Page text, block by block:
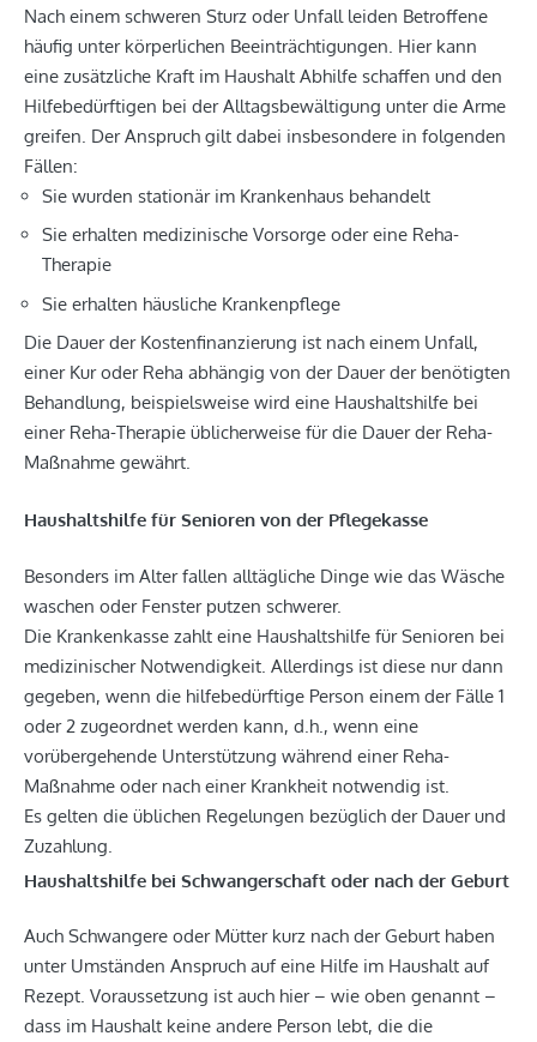
Nach einem schweren Sturz oder Unfall leiden Betroffene
häufig unter körperlichen Beeinträchtigungen. Hier kann
eine zusätzliche Kraft im Haushalt Abhilfe schaffen und den
Hilfebedürftigen bei der Alltagsbewältigung unter die Arme
greifen. Der Anspruch gilt dabei insbesondere in folgenden
Fällen:
Sie wurden stationär im Krankenhaus behandelt
Sie erhalten medizinische Vorsorge oder eine Reha-
Therapie
Sie erhalten häusliche Krankenpflege
Die Dauer der Kostenfinanzierung ist nach einem Unfall,
einer Kur oder Reha abhängig von der Dauer der benötigten
Behandlung, beispielsweise wird eine Haushaltshilfe bei
einer Reha-Therapie üblicherweise für die Dauer der Reha-
Maßnahme gewährt.
Haushaltshilfe für Senioren von der Pflegekasse
Besonders im Alter fallen alltägliche Dinge wie das Wäsche
waschen oder Fenster putzen schwerer.
Die Krankenkasse zahlt eine Haushaltshilfe für Senioren bei
medizinischer Notwendigkeit. Allerdings ist diese nur dann
gegeben, wenn die hilfebedürftige Person einem der Fälle 1
oder 2 zugeordnet werden kann, d.h., wenn eine
vorübergehende Unterstützung während einer Reha-
Maßnahme oder nach einer Krankheit notwendig ist.
Es gelten die üblichen Regelungen bezüglich der Dauer und
Zuzahlung.
Haushaltshilfe bei Schwangerschaft oder nach der Geburt
Auch Schwangere oder Mütter kurz nach der Geburt haben
unter Umständen Anspruch auf eine Hilfe im Haushalt auf
Rezept. Voraussetzung ist auch hier – wie oben genannt –
dass im Haushalt keine andere Person lebt, die die